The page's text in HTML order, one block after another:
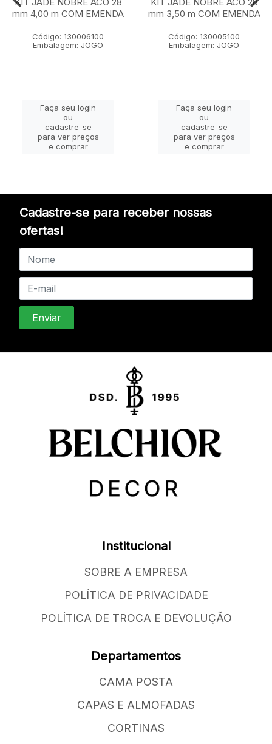
mm 4,00 m COM EMENDA
Código: 130006100
Embalagem: JOGO
Faça seu login
ou
cadastre-se
para ver preços
e comprar
mm 3,50 m COM EMENDA
Código: 130005100
Embalagem: JOGO
Faça seu login
ou
cadastre-se
para ver preços
e comprar
Cadastre-se para receber nossas
ofertas!
Institucional
SOBRE A EMPRESA
POLÍTICA DE PRIVACIDADE
POLÍTICA DE TROCA E DEVOLUÇÃO
Departamentos
CAMA POSTA
CAPAS E ALMOFADAS
CORTINAS